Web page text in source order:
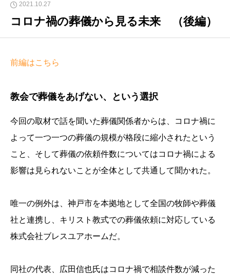
2021.10.27
コロナ禍の葬儀から見る未来 （後編）
前編はこちら
教会で葬儀をあげない、という選択
今回の取材で話を聞いた葬儀関係者からは、コロナ禍に
よって一つ一つの葬儀の規模が格段に縮小されたという
こと、そして葬儀の依頼件数についてはコロナ禍による
影響は見られないことが全体として共通して聞かれた。
唯一の例外は、神戸市を本拠地として全国の牧師や葬儀
社と連携し、キリスト教式での葬儀依頼に対応している
株式会社ブレスユアホームだ。
同社の代表、広田信也氏はコロナ禍で相談件数が減った